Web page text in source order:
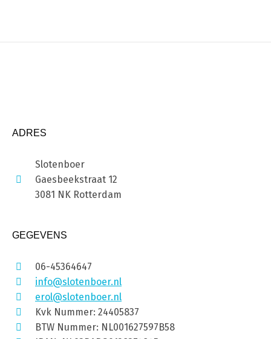
ADRES
Slotenboer
Gaesbeekstraat 12
3081 NK Rotterdam
GEGEVENS
06-45364647
info@slotenboer.nl
erol@slotenboer.nl
Kvk Nummer: 24405837
BTW Nummer: NL001627597B58